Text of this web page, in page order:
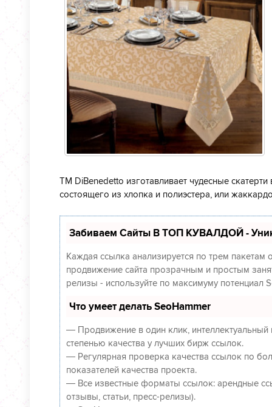
ТМ DiBenedetto изготавливает чудесные
состоящего из хлопка и полиэстера, или
Забиваем Сайты В ТОП КУВАЛДОЙ -
Каждая ссылка анализируется по трем пакетам
продвижение сайта прозрачным и простым
релизы - используйте по максимуму потенциал
Что умеет делать SeoHammer
— Продвижение в один клик,
степенью качества у лучших бирж ссылок.
— Регулярная проверка качества ссылок по
показателей качества проекта.
— Все известные форматы ссылок: арендные
отзывы, статьи, пресс-релизы).